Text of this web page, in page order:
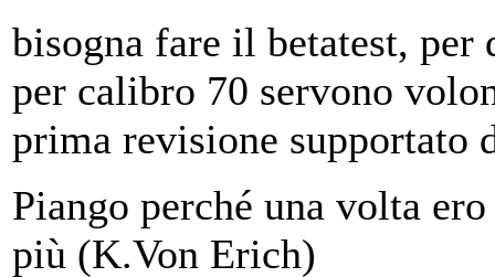
bisogna fare il betatest, per
per calibro 70 servono
prima revisione supportato
Piango perché una volta
più (K.Von Erich)